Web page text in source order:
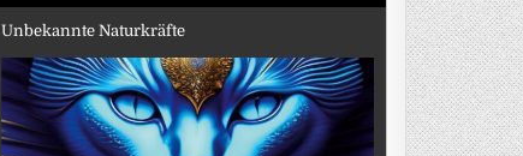
Unbekannte Naturkräfte